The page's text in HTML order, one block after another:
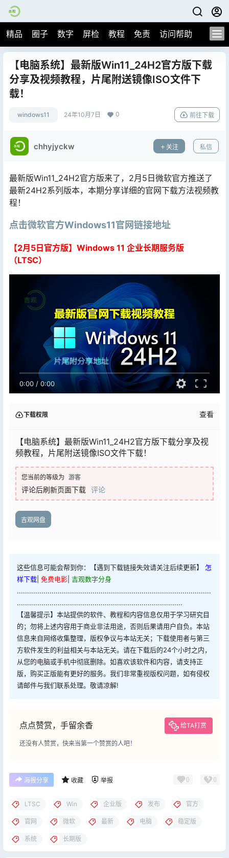
精品 圈子 数字 屏检 教程 免责 访问帮助
【电脑系统】最新版Win11_24H2官方版下载
分享及视频教程，片尾附送镜像ISO文件下
载！
windows11 24年10月7日 0 前往下载
chhyjyckw 关注 私信
最新版Win11_24H2官方版来了，2月5日微软官方推送了
最新24H2系列版本，本期分享详细的官网下载方法视频教
程！
点击微软官方Windows11官网链接地址
【2月5日官方版】Windows 11 企业长期服务版
（LTSC）
0:00 / 0:00
下载权限 查看
【电脑系统】最新版Win11_24H2官方版下载分享及视
频教程，片尾附送镜像ISO文件下载！
您当前的等级为 游客
评论后刷新页面下载 评论
吉观网盘
这些信息可能会帮到你：【遇到下载链接失效请关注后续更新】 怎
样下载 免费电影 吉观数字分身
...............................................................................................
.................................................................................
【温馨提示】本站提供的软件、教程和内容信息仅用于学习研究目
的；勿将上述内容用于商业非法用途，否则后果请用户自负。本站
信息来自网络收集整理，版权争议与本站无关；下载使用者与第三
方软件发生的利益相关与本站无关。请在下载后的24个小时之内，
从您的电脑或手机中彻底删除。如喜欢该软件和内容，请支持正
版，购买正版能有更好的服务。我们非常重视版权问题，如有侵权
请邮件与我们联系处理。敬请凉解!
点点赞赏，手留余香 给TA打赏
还没有人赞赏，快来当第一个赞赏的人吧！
海报分享 收藏 举报 0 0
LTSC Win 企业版 发布 官方
官网 微软 最新 电脑 稳定版
系统 长期版